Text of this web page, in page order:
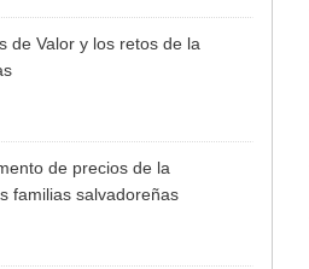
de Valor y los retos de la
de precios de la
familias salvadoreñas